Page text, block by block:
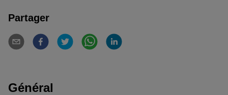
Partager
Général